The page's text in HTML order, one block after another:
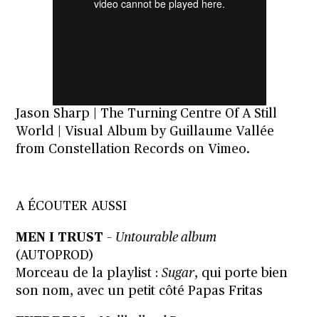
Jason Sharp | The Turning Centre Of A Still
World | Visual Album by Guillaume Vallée
from Constellation Records on Vimeo.
A ÉCOUTER AUSSI
MEN I TRUST – Untourable album
(AUTOPROD)
Morceau de la playlist :Sugar, qui porte bien
son nom, avec un petit côté Papas Fritas